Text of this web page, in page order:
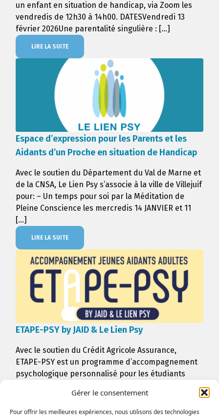
Gérer le consentement
Pour offrir les meilleures expériences, nous utilisons des technologies
un enfant en situation de handicap, via Zoom les
vendredis de 12h30 à 14h00. DATESVendredi 13
février 2026Une parentalité singulière : […]
LIRE LA SUITE
Espace d’expression pour les Parents et les
Aidants d’un Proche en situation de Handicap
Avec le soutien du Département du Val de Marne et
de la CNSA, Le Lien Psy s’associe à la ville de Villejuif
pour: – Un temps pour soi par la Méditation de
Pleine Conscience les mercredis 14 JANVIER et 11
[…]
LIRE LA SUITE
ETAPE-PSY by JAID & Le Lien Psy
Avec le soutien du Crédit Agricole Assurance,
ETAPE-PSY est un programme d’accompagnement
psychologique personnalisé pour les étudiants
bien-être des jeunes entre 18 et 28 ans, en
formation supérieure, qui aident […]